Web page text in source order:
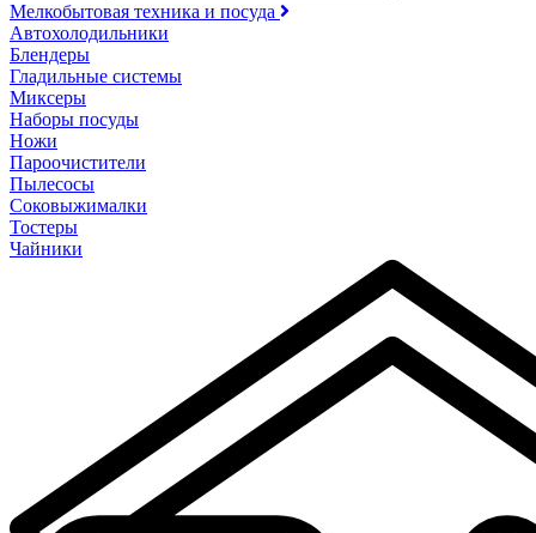
Мелкобытовая техника и посуда
Автохолодильники
Блендеры
Гладильные системы
Миксеры
Наборы посуды
Ножи
Пароочистители
Пылесосы
Соковыжималки
Тостеры
Чайники